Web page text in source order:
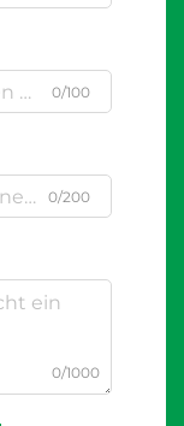
0/100
0/200
0/1000